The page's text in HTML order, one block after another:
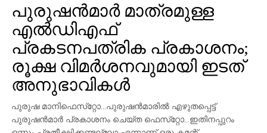
പുരുഷന്‍മാര്‍ മാത്രമുള്ള
എല്‍ഡിഎഫ്
പ്രകടനപത്രിക പ്രകാശനം;
രൂക്ഷ വിമര്‍ശനവുമായി ഇടത്
അനുഭാവികൾ
പുരുഷ മാനിഫെസ്‌റ്റോ…പുരുഷന്‍മാരില്‍ എഴുതപ്പെട്ട്
പുരുഷന്‍മാര്‍ പ്രകാശനം ചെയ്ത ഫെസ്‌റ്റോ…ഇതിനപ്പുറം